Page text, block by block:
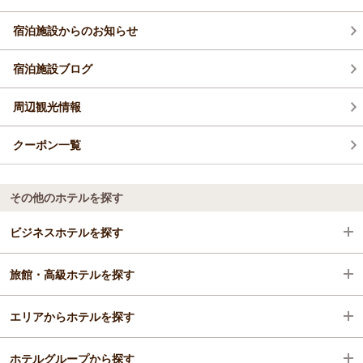
宿泊施設からのお知らせ
宿泊施設ブログ
周辺観光情報
クーポン一覧
その他のホテルを探す
ビジネスホテルを探す
沖縄県
西海岸・東海岸
西海岸
旅館・高級ホテルを探す
沖縄県
エリアからホテルを探す
沖縄県
ホテルグループから探す